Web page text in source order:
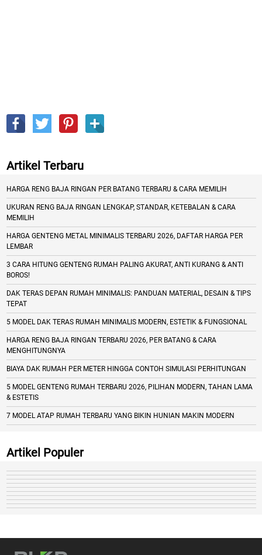
Artikel Terbaru
HARGA RENG BAJA RINGAN PER BATANG TERBARU & CARA MEMILIH
UKURAN RENG BAJA RINGAN LENGKAP, STANDAR, KETEBALAN & CARA
MEMILIH
HARGA GENTENG METAL MINIMALIS TERBARU 2026, DAFTAR HARGA PER
LEMBAR
3 CARA HITUNG GENTENG RUMAH PALING AKURAT, ANTI KURANG & ANTI
BOROS!
DAK TERAS DEPAN RUMAH MINIMALIS: PANDUAN MATERIAL, DESAIN & TIPS
TEPAT
5 MODEL DAK TERAS RUMAH MINIMALIS MODERN, ESTETIK & FUNGSIONAL
HARGA RENG BAJA RINGAN TERBARU 2026, PER BATANG & CARA
MENGHITUNGNYA
BIAYA DAK RUMAH PER METER HINGGA CONTOH SIMULASI PERHITUNGAN
5 MODEL GENTENG RUMAH TERBARU 2026, PILIHAN MODERN, TAHAN LAMA
& ESTETIS
7 MODEL ATAP RUMAH TERBARU YANG BIKIN HUNIAN MAKIN MODERN
Artikel Populer